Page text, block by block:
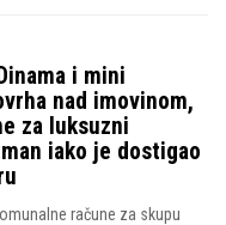
i mini
nad imovinom,
za luksuzni
iako je dostigao
račune za skupu